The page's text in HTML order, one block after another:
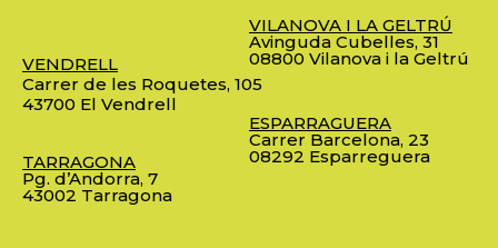
VENDRELL
Carrer de les Roquetes, 105
43700 El Vendrell
TARRAGONA
Pg. d’Andorra, 7
43002 Tarragona
VILANOVA I LA GELTRÚ
Avinguda Cubelles, 31
08800 Vilanova i la Geltrú
ESPARRAGUERA
Carrer Barcelona, 23
08292 Esparreguera